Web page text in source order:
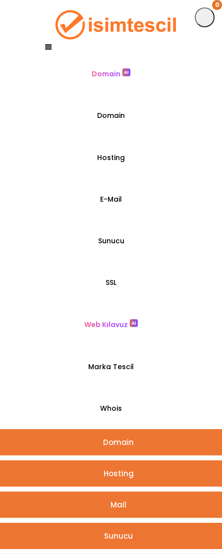
0
Domain
Domain
Hosting
E-Mail
Sunucu
SSL
Web Kılavuz
Marka Tescil
Whois
Domain
Hosting
Mail
Sunucu
0